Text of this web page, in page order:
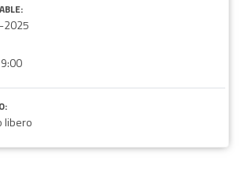
libero